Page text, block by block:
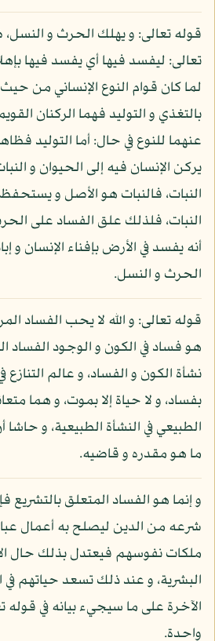
قوله تعالى: و يهلك الحرث و النسل،
تعالى: ليفسد فيها أي يفسد فيها
لما كان قوام النوع الإنساني من حيث
بالتغذي و التوليد فهما الركنان
عنهما للنوع في حال: أما التوليد
يركن الإنسان فيه إلى الحيوان و
النبات، فالنبات هو الأصل و
النبات، فلذلك علق الفساد على
أنه يفسد في الأرض بإفناء الإنسان و
الحرث و النسل.
قوله تعالى: و الله لا يحب الفساد
هو فساد في الكون و الوجود الفساد
نشأة الكون و الفساد، و عالم التنازع
بفساد، و لا حياة إلا بموت، و هما
الطبيعي في النشأة الطبيعية، و
ما هو مقدره و قاضيه.
و إنما هو الفساد المتعلق بالتشريع
شرعه من الدين ليصلح به أعمال
ملكات نفوسهم فيعتدل بذلك حال
البشرية، و عند ذلك تسعد حياتهم في
الآخرة على ما سيجيء بيانه في قوله
واحدة.